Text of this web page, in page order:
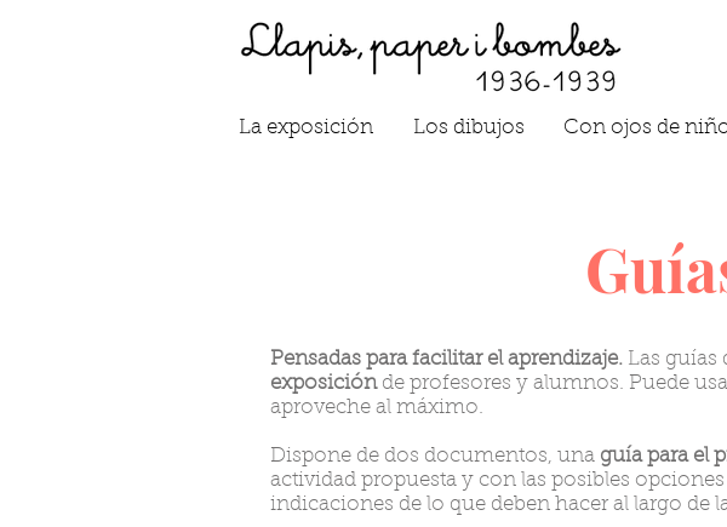
La exposición Los dibujos Con ojos de
Pensadas para facilitar el aprendizaje. Las guías
exposiciónde profesores y alumnos. Puede
aproveche al máximo.
Dispone de dos documentos, una guía para el
actividad propuesta y con las posibles
indicaciones de lo que deben hacer al largo de